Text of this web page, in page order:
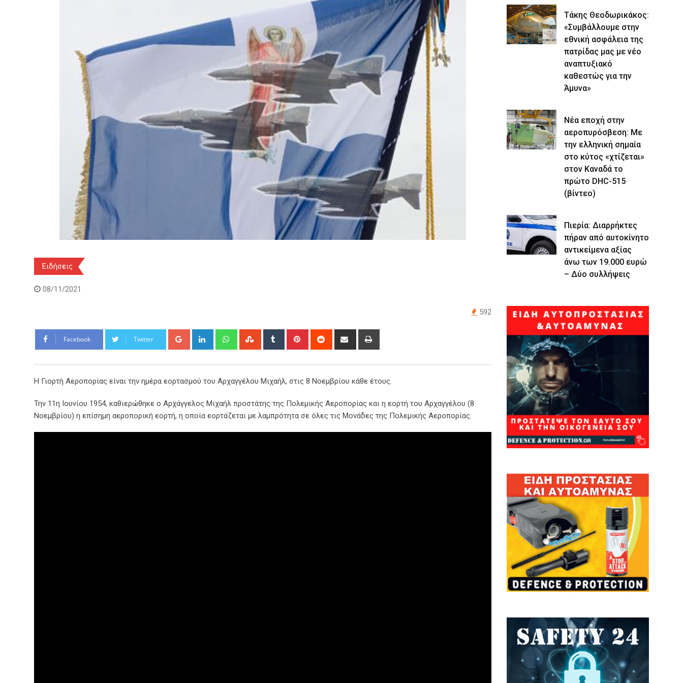
Ειδήσεις
08/11/2021
592
Facebook Twitter Google+ LinkedIn WhatsappStumbleUpon
Tumblr Pinterest Reddit
Share
Η Γιορτή Αεροπορίας είναι την ημέρα εορτασμού του Αρχαγγέλου Μιχαήλ, στις 8 Νοεμβρίου κάθε έτους.
Την 11η Ιουνίου 1954, καθιερώθηκε ο Αρχάγγελος Μιχαήλ προστάτης της Πολεμικής Αεροπορίας και η εορτή του Αρχαγγέλου (8
Νοεμβρίου) η επίσημη αεροπορική εορτή, η οποία εορτάζεται με λαμπρότητα σε όλες τις Μονάδες της Πολεμικής Αεροπορίας.
Τάκης Θεοδωρικάκος:
«Συμβάλλουμε στην
εθνική ασφάλεια της
πατρίδας μας με νέο
αναπτυξιακό
καθεστώς για την
Άμυνα»
Νέα εποχή στην
αεροπυρόσβεση: Με
την ελληνική σημαία
στο κύτος «χτίζεται»
στον Καναδά το
πρώτο DHC-515
(βίντεο)
Πιερία: Διαρρήκτες
πήραν από αυτοκίνητο
αντικείμενα αξίας
άνω των 19.000 ευρώ
– Δύο συλλήψεις